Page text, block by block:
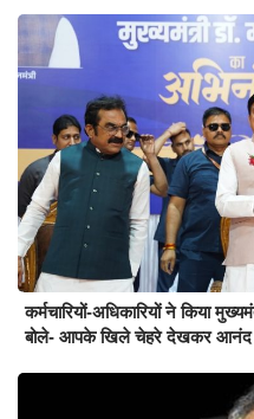
कर्मचारियों-अधिकारियों ने किया
बोले- आपके खिले चेहरे देखकर आनंद